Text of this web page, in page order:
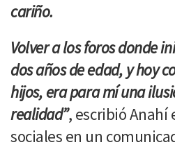
cariño.
Volver a los foros donde
dos años de edad, y hoy
hijos, era para mí una
realidad”, escribió Anahí
sociales en un